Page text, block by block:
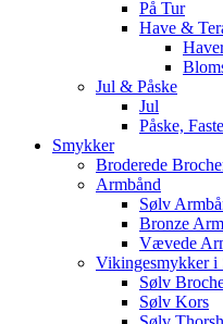
På Tur
Have &
Jul & Påske
Jul
Påske,
Smykker
Broderede
Armbånd
Sølv
Bronze
Vævede
Vikingesmykker i
Sølv
Sølv Kors